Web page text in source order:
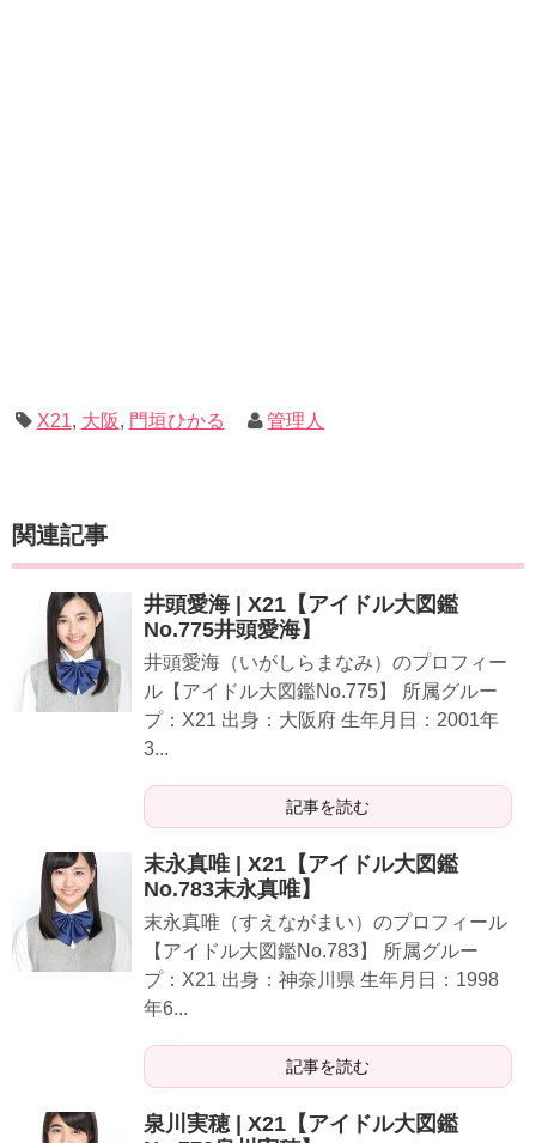
X21, 大阪, 門垣ひかる 管理人
関連記事
井頭愛海 | X21【アイドル大図鑑
No.775井頭愛海】
井頭愛海（いがしらまなみ）のプロフィー
ル【アイドル大図鑑No.775】 所属グルー
プ：X21 出身：大阪府 生年月日：2001年
3...
記事を読む
末永真唯 | X21【アイドル大図鑑
No.783末永真唯】
末永真唯（すえながまい）のプロフィール
【アイドル大図鑑No.783】 所属グルー
プ：X21 出身：神奈川県 生年月日：1998
年6...
記事を読む
泉川実穂 | X21【アイドル大図鑑